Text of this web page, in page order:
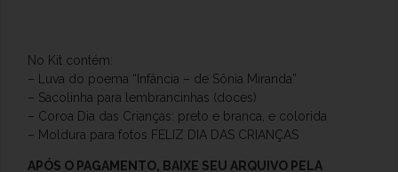
No Kit contém:
– Luva do poema “Infância – de Sônia Miranda”
– Sacolinha para lembrancinhas (doces)
– Coroa Dia das Crianças: preto e branca, e colorida
– Moldura para fotos FELIZ DIA DAS CRIANÇAS
APÓS O PAGAMENTO, BAIXE SEU ARQUIVO PELA